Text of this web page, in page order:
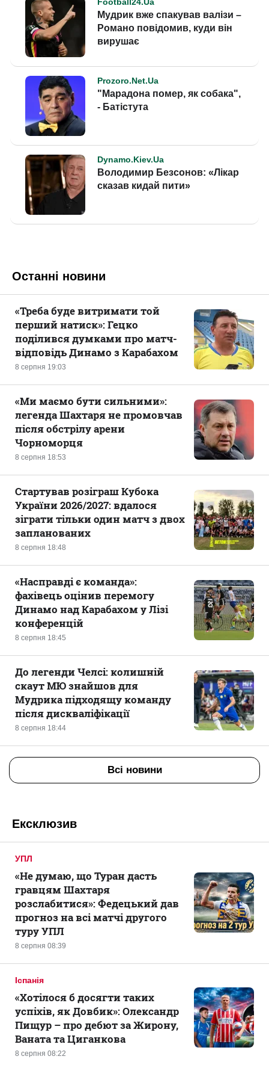
Останні новини
8 серпня 19:03
«Треба буде витримати той
перший натиск»: Гецко
поділився думками про матч-
відповідь Динамо з Карабахом
8 серпня 18:53
«Ми маємо бути сильними»:
легенда Шахтаря не промовчав
після обстрілу арени
Чорноморця
8 серпня 18:48
Стартував розіграш Кубока
України 2026/2027: вдалося
зіграти тільки один матч з двох
запланованих
8 серпня 18:45
«Насправді є команда»:
фахівець оцінив перемогу
Динамо над Карабахом у Лізі
конференцій
8 серпня 18:44
До легенди Челсі: колишній
скаут МЮ знайшов для
Мудрика підходящу команду
після дискваліфікації
Всі новини
Ексклюзив
УПЛ
8 серпня 08:39
«Не думаю, що Туран дасть
гравцям Шахтаря
розслабитися»: Федецький дав
прогноз на всі матчі другого
туру УПЛ
Іспанія
8 серпня 08:22
«Хотілося б досягти таких
успіхів, як Довбик»: Олександр
Пищур – про дебют за Жирону,
Ваната та Циганкова